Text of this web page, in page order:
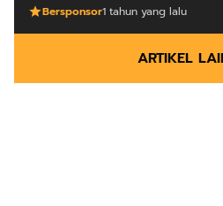
Bersponsor1 tahun yang lalu
ARTIKEL